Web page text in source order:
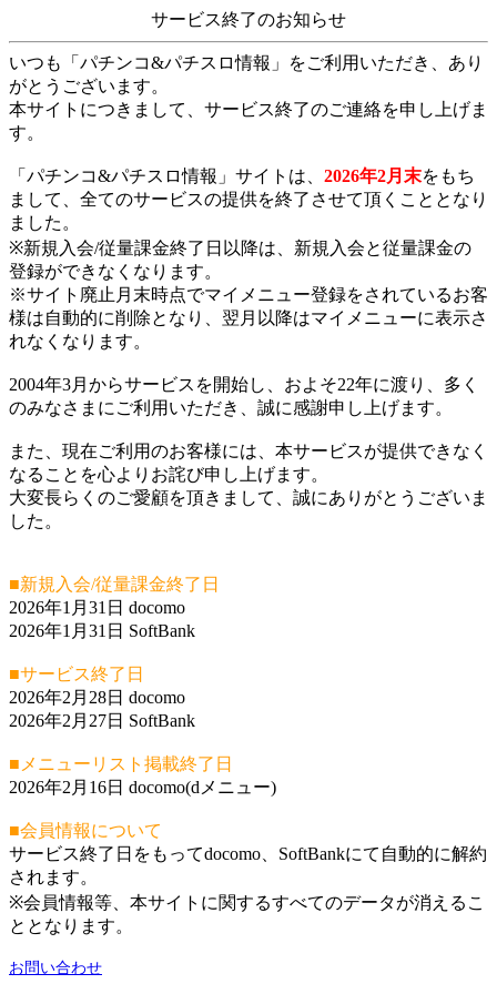
サービス終了のお知らせ
いつも「パチンコ&パチスロ情報」をご利用いただき、あり
がとうございます。
本サイトにつきまして、サービス終了のご連絡を申し上げま
す。
「パチンコ&パチスロ情報」サイトは、 2026年2月末をもち
まして、全てのサービスの提供を終了させて頂くこととなり
ました。
※新規入会/従量課金終了日以降は、新規入会と従量課金の
登録ができなくなります。
※サイト廃止月末時点でマイメニュー登録をされているお客
様は自動的に削除となり、翌月以降はマイメニューに表示さ
れなくなります。
2004年3月からサービスを開始し、およそ22年に渡り、多く
のみなさまにご利用いただき、誠に感謝申し上げます。
また、現在ご利用のお客様には、本サービスが提供できなく
なることを心よりお詫び申し上げます。
大変長らくのご愛顧を頂きまして、誠にありがとうございま
した。
■新規入会/従量課金終了日
2026年1月31日 docomo
2026年1月31日 SoftBank
■サービス終了日
2026年2月28日 docomo
2026年2月27日 SoftBank
■メニューリスト掲載終了日
2026年2月16日 docomo(dメニュー)
■会員情報について
サービス終了日をもってdocomo、SoftBankにて自動的に解約
されます。
※会員情報等、本サイトに関するすべてのデータが消えるこ
ととなります。
お問い合わせ